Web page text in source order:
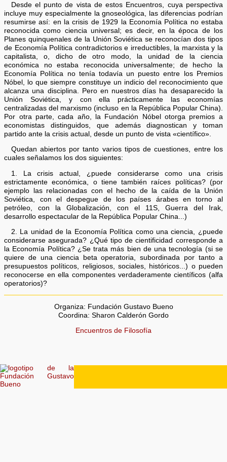
Desde el punto de vista de estos Encuentros, cuya perspectiva
incluye muy especialmente la gnoseológica, las diferencias podrían
resumirse así: en la crisis de 1929 la Economía Política no estaba
reconocida como ciencia universal; es decir, en la época de los
Planes quinquenales de la Unión Soviética se reconocían dos tipos
de Economía Política contradictorios e irreductibles, la marxista y la
capitalista, o, dicho de otro modo, la unidad de la ciencia
económica no estaba reconocida universalmente; de hecho la
Economía Política no tenía todavía un puesto entre los Premios
Nóbel, lo que siempre constituye un indicio del reconocimiento que
alcanza una disciplina. Pero en nuestros días ha desaparecido la
Unión Soviética, y con ella prácticamente las economías
centralizadas del marxismo (incluso en la República Popular China).
Por otra parte, cada año, la Fundación Nóbel otorga premios a
economistas distinguidos, que además diagnostican y toman
partido ante la crisis actual, desde un punto de vista «científico».
Quedan abiertos por tanto varios tipos de cuestiones, entre los
cuales señalamos los dos siguientes:
1. La crisis actual, ¿puede considerarse como una crisis
estrictamente económica, o tiene también raíces políticas? (por
ejemplo las relacionadas con el hecho de la caída de la Unión
Soviética, con el despegue de los países árabes en torno al
petróleo, con la Globalización, con el 11S, Guerra del Irak,
desarrollo espectacular de la República Popular China...)
2. La unidad de la Economía Política como una ciencia, ¿puede
considerarse asegurada? ¿Qué tipo de cientificidad corresponde a
la Economía Política? ¿Se trata más bien de una tecnología (si se
quiere de una ciencia beta operatoria, subordinada por tanto a
presupuestos políticos, religiosos, sociales, históricos...) o pueden
reconocerse en ella componentes verdaderamente científicos (alfa
operatorios)?
Organiza: Fundación Gustavo Bueno
Coordina: Sharon Calderón Gordo
Encuentros de Filosofía